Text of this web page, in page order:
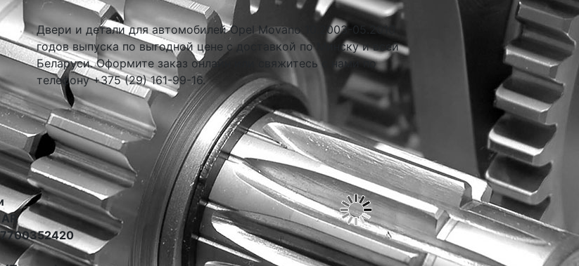
Двери и детали для автомобилей Opel Movano 10.2003-05.2010
годов выпуска по выгодной цене с доставкой по Минску и всей
Беларуси. Оформите заказ онлайн или свяжитесь с нами по
телефону +375 (29) 161-99-16.
7700352420